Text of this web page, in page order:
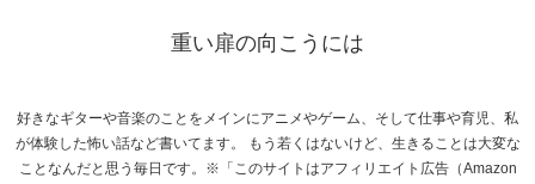
重い扉の向こうには
好きなギターや音楽のことをメインにアニメやゲーム、そして仕事や育児、私
が体験した怖い話など書いてます。 もう若くはないけど、生きることは大変な
ことなんだと思う毎日です。※「このサイトはアフィリエイト広告（Amazon